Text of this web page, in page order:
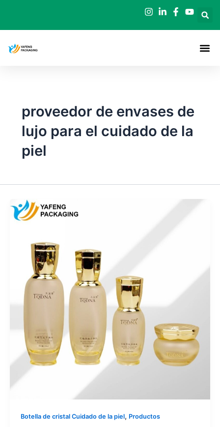
contenido
proveedor de envases de
lujo para el cuidado de la
piel
Botella de cristal Cuidado de la piel, Productos